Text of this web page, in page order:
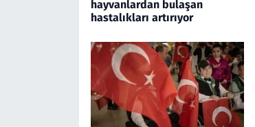
hayvanlardan bulaşan
hastalıkları artırıyor